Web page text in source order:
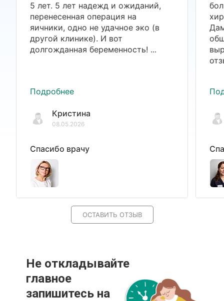
5 лет. 5 лет надежд и ожиданий,
перенесенная операция на
яичники, одно не удачное эко (в
другой клинике). И вот
долгожданная беременность! ...
Подробнее
Кристина
08.05.2026
Спасибо врачу
ОСТАВИТЬ ОТЗЫВ
Не откладывайте
главное
запишитесь на